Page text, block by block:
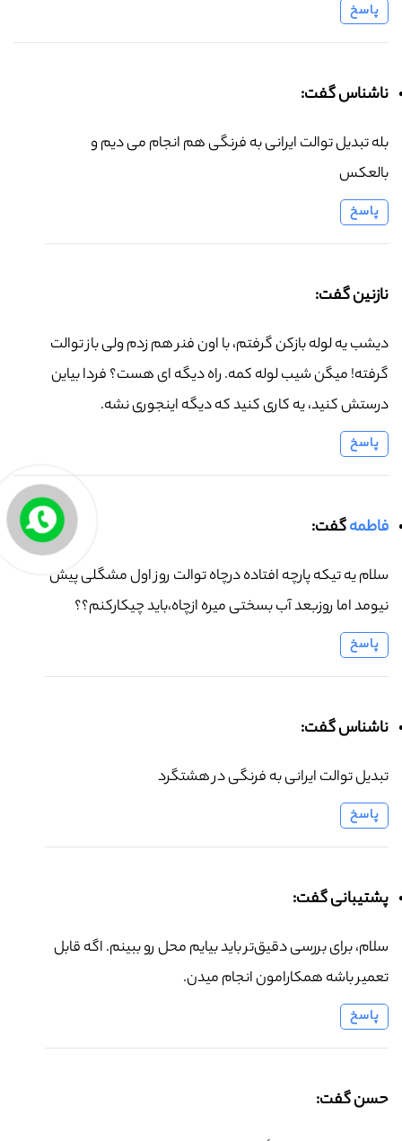
پاسخ
ناشناس گفت:
بله تبدیل توالت ایرانی به فرنگی هم انجام می دیم و
بالعکس
پاسخ
نازنین گفت:
دیشب یه لوله بازکن گرفتم، با اون فنر هم زدم ولی باز توالت
گرفته! میگن شیب لوله کمه. راه دیگه ای هست؟ فردا بیاین
درستش کنید، یه کاری کنید که دیگه اینجوری نشه.
پاسخ
فاطمهگفت:
سلام یه تیکه پارچه افتاده درچاه توالت روز اول مشگلی پیش
نیومد اما روزبعد آب بسختی میره ازچاه،باید چیکارکنم؟؟
پاسخ
ناشناس گفت:
تبدیل توالت ایرانی به فرنگی در هشتگرد
پاسخ
پشتیبانی گفت:
سلام، برای بررسی دقیق‌تر باید بیایم محل رو ببینم. اگه قابل
تعمیر باشه همکارامون انجام میدن.
پاسخ
حسن گفت: